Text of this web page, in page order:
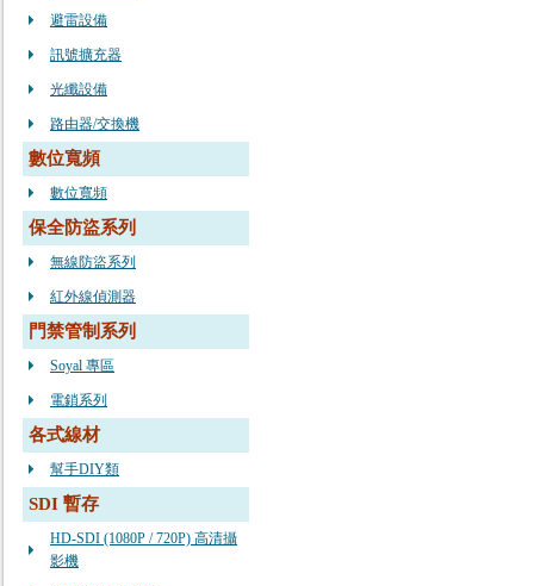
避雷設備
訊號擴充器
光纖設備
路由器/交換機
數位寬頻
數位寬頻
保全防盜系列
無線防盜系列
紅外線偵測器
門禁管制系列
Soyal 專區
電鎖系列
各式線材
幫手DIY類
SDI 暫存
HD-SDI (1080P / 720P) 高清攝
影機